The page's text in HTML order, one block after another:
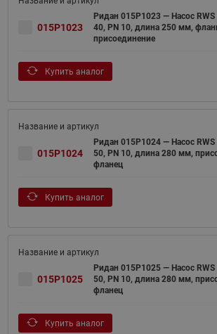
015P1023
Ридан 015P1023 — Насос RWS
40, PN 10, длина 250 мм,
присоединение
Купить аналог
015P1024
Ридан 015P1024 — Насос RWS
50, PN 10, длина 280 мм,
фланец
Купить аналог
015P1025
Ридан 015P1025 — Насос RWS
50, PN 10, длина 280 мм,
фланец
Купить аналог